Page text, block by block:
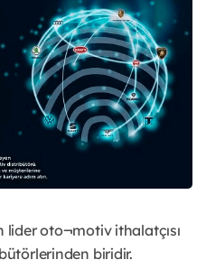
lider oto¬motiv ithalatçısı
biridir.